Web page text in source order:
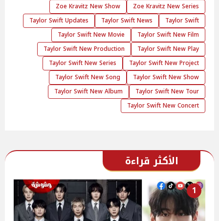
Zoe Kravitz New Series
Zoe Kravitz New Show
Taylor Swift
Taylor Swift News
Taylor Swift Updates
Taylor Swift New Film
Taylor Swift New Movie
Taylor Swift New Play
Taylor Swift New Production
Taylor Swift New Project
Taylor Swift New Series
Taylor Swift New Show
Taylor Swift New Song
Taylor Swift New Tour
Taylor Swift New Album
Taylor Swift New Concert
الأكثر قراءة
1